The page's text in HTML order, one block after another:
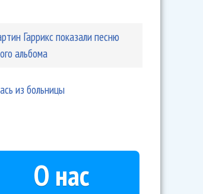
Гаррикс показали песню
альбома
из больницы
О нас